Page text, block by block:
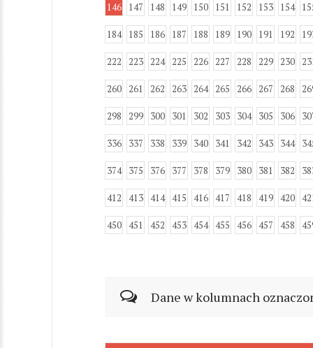
146 147 148 149 150 151 152 153 154
184 185 186 187 188 189 190 191 192
222 223 224 225 226 227 228 229 230
260 261 262 263 264 265 266 267 268
298 299 300 301 302 303 304 305 306
336 337 338 339 340 341 342 343 344
374 375 376 377 378 379 380 381 382
412 413 414 415 416 417 418 419 420
450 451 452 453 454 455 456 457 458
Dane w kolumnach